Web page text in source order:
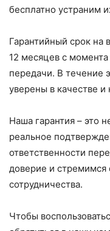
бесплатно устраним
Гарантийный срок на
12 месяцев с
передачи. В течение
уверены в качестве
Наша гарантия – это
реальное
ответственности
доверие и стремимся
сотрудничества.
Чтобы